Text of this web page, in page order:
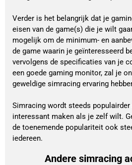
Verder is het belangrijk dat je
eisen van de game(s) die je wilt
mogelijk om de minimum- en
de game waarin je geïnteresseerd
vervolgens de specificaties van je
een goede gaming monitor, zal je
geweldige simracing ervaring
Simracing wordt steeds populairder
interessant maken als je zelf wilt.
de toenemende populariteit ook
iedereen.
Andere simracing